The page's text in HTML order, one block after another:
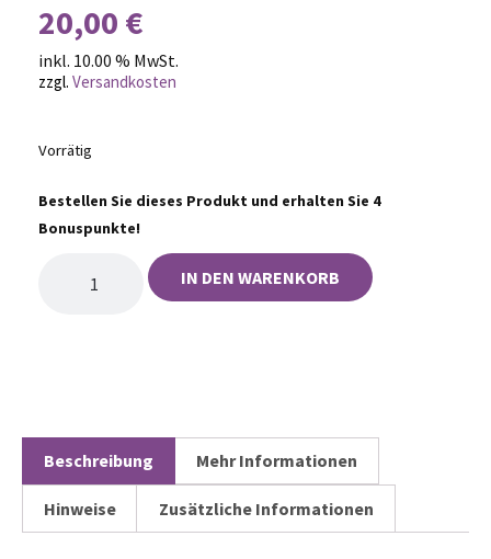
20,00 €
inkl. 10.00 % MwSt.
zzgl. Versandkosten
Vorrätig
Bestellen Sie dieses Produkt und erhalten Sie 4
Bonuspunkte!
IN DEN WARENKORB
Beschreibung Mehr Informationen
Hinweise Zusätzliche Informationen